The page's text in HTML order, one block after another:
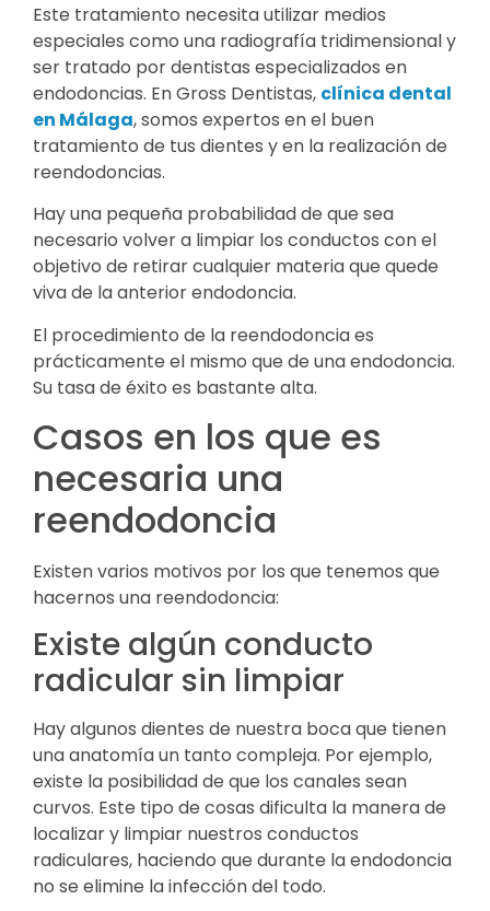
Este tratamiento necesita utilizar medios
especiales como una radiografía tridimensional y
ser tratado por dentistas especializados en
endodoncias. En Gross Dentistas, clínica dental
en Málaga, somos expertos en el buen
tratamiento de tus dientes y en la realización de
reendodoncias.
Hay una pequeña probabilidad de que sea
necesario volver a limpiar los conductos con el
objetivo de retirar cualquier materia que quede
viva de la anterior endodoncia.
El procedimiento de la reendodoncia es
prácticamente el mismo que de una endodoncia.
Su tasa de éxito es bastante alta.
Casos en los que es
necesaria una
reendodoncia
Existen varios motivos por los que tenemos que
hacernos una reendodoncia:
Existe algún conducto
radicular sin limpiar
Hay algunos dientes de nuestra boca que tienen
una anatomía un tanto compleja. Por ejemplo,
existe la posibilidad de que los canales sean
curvos. Este tipo de cosas dificulta la manera de
localizar y limpiar nuestros conductos
radiculares, haciendo que durante la endodoncia
no se elimine la infección del todo.